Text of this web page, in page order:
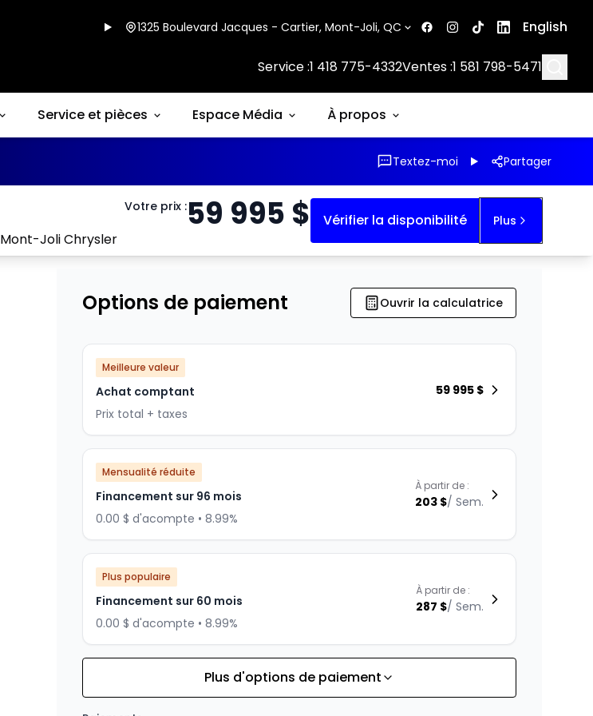
1325 Boulevard Jacques - Cartier, Mont-Joli, QC English
Service :1 418 775-4332Ventes :1 581 798-5471
Service et pièces Espace Média À propos
Textez-moi Partager
Mont-Joli Chrysler
Votre prix :59 995 $ Vérifier la disponibilité Plus
Options de paiement Ouvrir la calculatrice
Meilleure valeur
Achat comptant
Prix total + taxes
59 995 $
Mensualité réduite
Financement sur 96 mois
0.00 $ d'acompte • 8.99%
À partir de :
203 $/ Sem.
Plus populaire
Financement sur 60 mois
0.00 $ d'acompte • 8.99%
À partir de :
287 $/ Sem.
Financement sur 84 mois
À partir de :
Plus d'options de paiement